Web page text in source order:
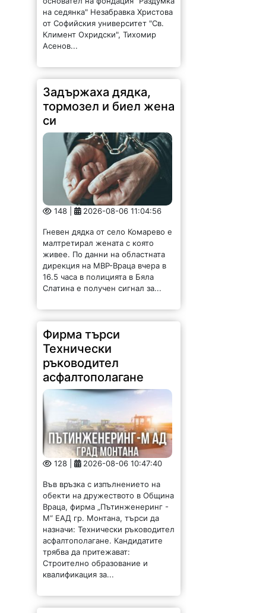
на седянка" Незабравка Христова
от Софийския университет "Св.
Климент Охридски", Тихомир
Асенов...
Задържаха дядка,
тормозел и биел жена
си
148 | 2026-08-06 11:04:56
Гневен дядка от село Комарево е
малтретирал жената с която
живее. По данни на областната
дирекция на МВР-Враца вчера в
16.5 часа в полицията в Бяла
Слатина е получен сигнал за...
Фирма търси
Технически
ръководител
асфалтополагане
128 | 2026-08-06 10:47:40
Във връзка с изпълнението на
обекти на дружеството в Община
Враца, фирма „Пътинженеринг -
М“ ЕАД гр. Монтана, търси да
назначи: Технически ръководител
асфалтополагане. Кандидатите
трябва да притежават:
Строително образование и
квалификация за...